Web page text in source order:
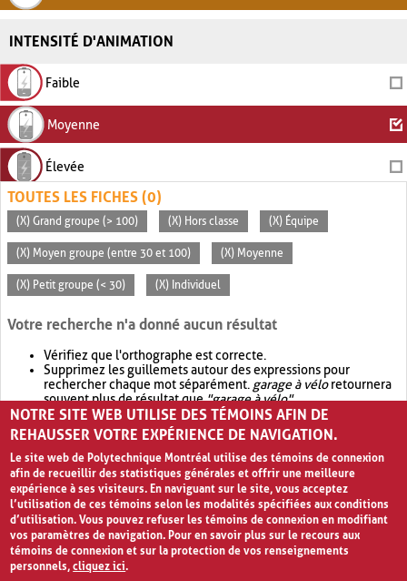
INTENSITÉ D'ANIMATION
Faible
Moyenne
Élevée
TOUTES LES FICHES (0)
(X) Grand groupe (> 100) (X) Hors classe (X) Équipe
(X) Moyen groupe (entre 30 et 100) (X) Moyenne
(X) Petit groupe (< 30) (X) Individuel
Votre recherche n'a donné aucun résultat
Vérifiez que l'orthographe est correcte.
Supprimez les guillemets autour des expressions pour
rechercher chaque mot séparément. garage à véloretournera
souvent plus de résultat que"garage à vélo".
Envisagez d'élargir votre recherche avec OR.garage OR vélo
retournera souvent plus de résultat quegarage à vélo
NOTRE SITE WEB UTILISE DES TÉMOINS AFIN DE
REHAUSSER VOTRE EXPÉRIENCE DE NAVIGATION.
Le site web de Polytechnique Montréal utilise des témoins de connexion
afin de recueillir des statistiques générales et offrir une meilleure
expérience à ses visiteurs. En naviguant sur le site, vous acceptez
l’utilisation de ces témoins selon les modalités spécifiées aux conditions
d’utilisation. Vous pouvez refuser les témoins de connexion en modifiant
vos paramètres de navigation. Pour en savoir plus sur le recours aux
témoins de connexion et sur la protection de vos renseignements
personnels,cliquez ici.